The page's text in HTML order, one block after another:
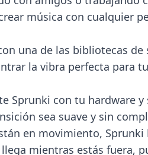
música con cualquier
una de las bibliotecas
la vibra perfecta para
con tu hardware
sea suave y sin
en movimiento,
mientras estás fuera,